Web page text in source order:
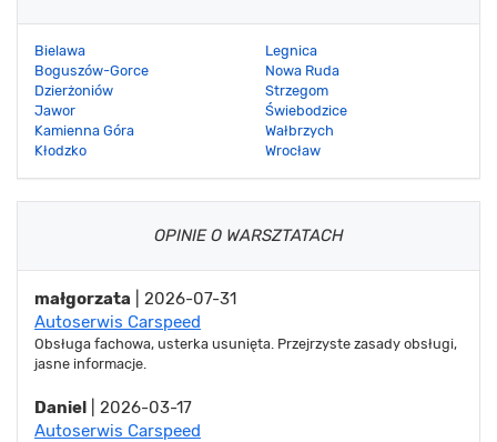
Bielawa
Boguszów-Gorce
Dzierżoniów
Jawor
Kamienna Góra
Kłodzko
Legnica
Nowa Ruda
Strzegom
Świebodzice
Wałbrzych
Wrocław
OPINIE O WARSZTATACH
małgorzata | 2026-07-31
Autoserwis Carspeed
Obsługa fachowa, usterka usunięta. Przejrzyste zasady obsługi,
jasne informacje.
Daniel | 2026-03-17
Autoserwis Carspeed